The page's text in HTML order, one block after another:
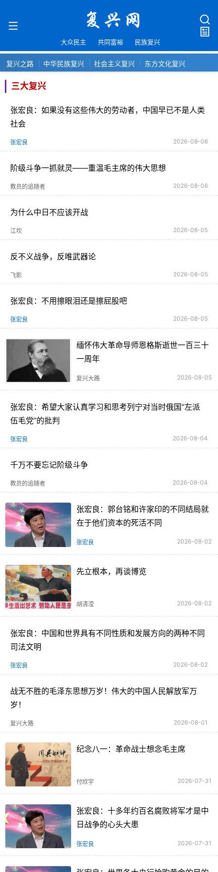
大众民主 共同富裕 民族复兴
复兴之路 中华民族复兴 社会主义复兴 东方文化复兴
三大复兴
张宏良：如果没有这些伟大的劳动者，中国早已不是人类
社会
张宏良 2026-08-06
阶级斗争一抓就灵——重温毛主席的伟大思想
教员的追随者 2026-08-06
为什么中日不应该开战
江坎 2026-08-05
反不义战争，反唯武器论
飞影 2026-08-05
张宏良：不用擦眼泪还是擦屁股吧
张宏良 2026-08-05
缅怀伟大革命导师恩格斯逝世一百三十
一周年
复兴大路 2026-08-05
张宏良：希望大家认真学习和思考列宁对当时俄国“左派
伍毛党”的批判
张宏良 2026-08-04
千万不要忘记阶级斗争
教员的追随者 2026-08-04
张宏良：郭台铭和许家印的不同结局就
在于他们资本的死活不同
张宏良 2026-08-02
先立根本，再谈博览
胡清滢 2026-08-02
张宏良：中国和世界具有不同性质和发展方向的两种不同
司法文明
张宏良 2026-08-02
战无不胜的毛泽东思想万岁！伟大的中国人民解放军万
岁！
复兴大路 2026-08-01
纪念八一：革命战士想念毛主席
付欣宇 2026-07-31
张宏良：十多年约百名腐败将军才是中
日战争的心头大患
张宏良 2026-07-31